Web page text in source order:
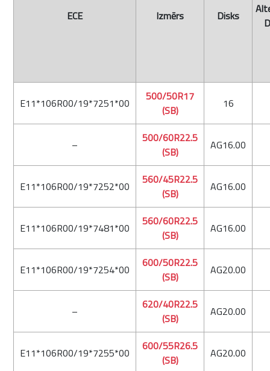
ECE Izmērs Disks
E11*106R00/19*7251*00
500/50R17
(SB)
16
–
500/60R22.5
(SB)
AG16.00
E11*106R00/19*7252*00
560/45R22.5
(SB)
AG16.00
E11*106R00/19*7481*00
560/60R22.5
(SB)
AG16.00
E11*106R00/19*7254*00
600/50R22.5
(SB)
AG20.00
–
620/40R22.5
(SB)
AG20.00
E11*106R00/19*7255*00
600/55R26.5
(SB)
AG20.00